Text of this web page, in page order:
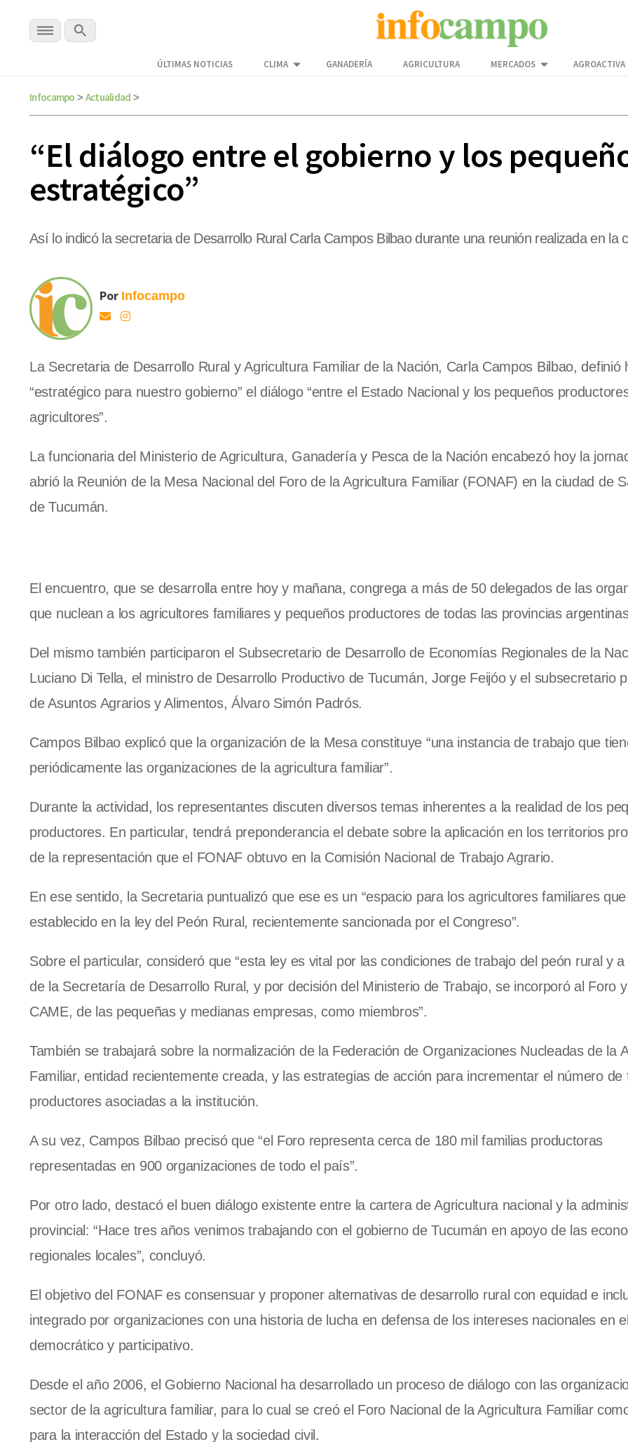
ÚLTIMAS NOTICIAS CLIMA GANADERÍA AGRICULTURA MERCADOS AGROACTIVA
Infocampo > Actualidad >
“El diálogo entre el gobierno y los
estratégico”
Así lo indicó la secretaria de Desarrollo Rural Carla Campos Bilbao durante una reunión realizada en la
Por Infocampo
La Secretaria de Desarrollo Rural y Agricultura Familiar de la Nación, Carla Campos Bilbao, definió
“estratégico para nuestro gobierno” el diálogo “entre el Estado Nacional y los pequeños
agricultores”.
La funcionaria del Ministerio de Agricultura, Ganadería y Pesca de la Nación encabezó hoy la
abrió la Reunión de la Mesa Nacional del Foro de la Agricultura Familiar (FONAF) en la ciudad de
de Tucumán.
El encuentro, que se desarrolla entre hoy y mañana, congrega a más de 50 delegados de las
que nuclean a los agricultores familiares y pequeños productores de todas las provincias
Del mismo también participaron el Subsecretario de Desarrollo de Economías Regionales de la
Luciano Di Tella, el ministro de Desarrollo Productivo de Tucumán, Jorge Feijóo y el subsecretario
de Asuntos Agrarios y Alimentos, Álvaro Simón Padrós.
Campos Bilbao explicó que la organización de la Mesa constituye “una instancia de trabajo que
periódicamente las organizaciones de la agricultura familiar”.
Durante la actividad, los representantes discuten diversos temas inherentes a la realidad de los
productores. En particular, tendrá preponderancia el debate sobre la aplicación en los territorios
de la representación que el FONAF obtuvo en la Comisión Nacional de Trabajo Agrario.
En ese sentido, la Secretaria puntualizó que ese es un “espacio para los agricultores familiares
establecido en la ley del Peón Rural, recientemente sancionada por el Congreso”.
Sobre el particular, consideró que “esta ley es vital por las condiciones de trabajo del peón rural y
de la Secretaría de Desarrollo Rural, y por decisión del Ministerio de Trabajo, se incorporó al Foro
CAME, de las pequeñas y medianas empresas, como miembros”.
También se trabajará sobre la normalización de la Federación de Organizaciones Nucleadas de la
Familiar, entidad recientemente creada, y las estrategias de acción para incrementar el número de
productores asociadas a la institución.
A su vez, Campos Bilbao precisó que “el Foro representa cerca de 180 mil familias productoras
representadas en 900 organizaciones de todo el país”.
Por otro lado, destacó el buen diálogo existente entre la cartera de Agricultura nacional y la
provincial: “Hace tres años venimos trabajando con el gobierno de Tucumán en apoyo de las
regionales locales”, concluyó.
El objetivo del FONAF es consensuar y proponer alternativas de desarrollo rural con equidad e
integrado por organizaciones con una historia de lucha en defensa de los intereses nacionales en
democrático y participativo.
Desde el año 2006, el Gobierno Nacional ha desarrollado un proceso de diálogo con las
sector de la agricultura familiar, para lo cual se creó el Foro Nacional de la Agricultura Familiar
para la interacción del Estado y la sociedad civil.